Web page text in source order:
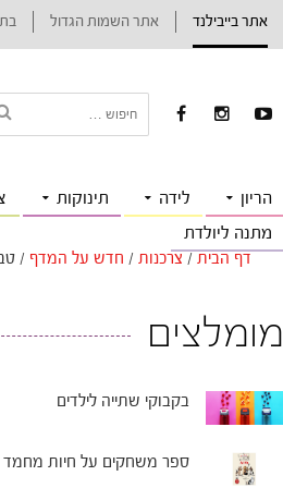
אתר בייבילנד אתר השמות הגדול
הריון לידה תינוקות
מתנה ליולדת
דף הבית / צרכנות / חדש על המדף /
מומלצים
בקבוקי שתייה לילדים
ספר משחקים על חיות מחמד